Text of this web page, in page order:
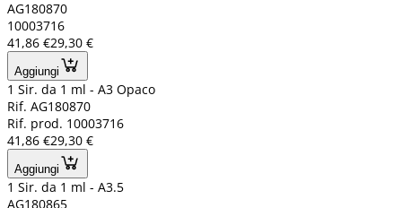
AG180870
10003716
41,86 €29,30 €
Aggiungi
1 Sir. da 1 ml - A3 Opaco
Rif. AG180870
Rif. prod. 10003716
41,86 €29,30 €
Aggiungi
1 Sir. da 1 ml - A3.5
AG180865